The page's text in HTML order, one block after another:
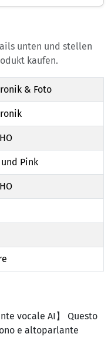
unten und stellen
kaufen.
& Foto
und Pink
vocale AI】 Questo
e altoparlante